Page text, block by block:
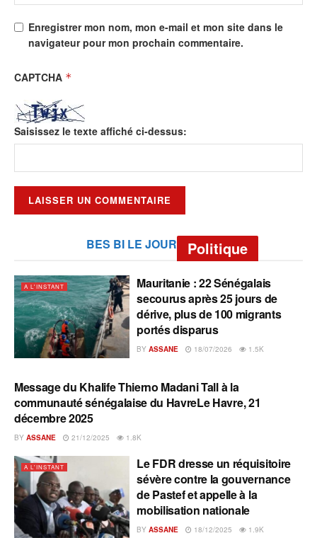
Enregistrer mon nom, mon e-mail et mon site dans le
navigateur pour mon prochain commentaire.
CAPTCHA *
Saisissez le texte affiché ci-dessus:
BES BI LE JOUR Politique
A L'INSTANT
Mauritanie : 22 Sénégalais
secourus après 25 jours de
dérive, plus de 100 migrants
portés disparus
BY ASSANE 18/07/2026 1.5K
A L'INSTANT
Message du Khalife Thierno Madani Tall à la
communauté sénégalaise du HavreLe Havre, 21
décembre 2025
BY ASSANE 21/12/2025 1.8K
A L'INSTANT
Le FDR dresse un réquisitoire
sévère contre la gouvernance
de Pastef et appelle à la
mobilisation nationale
BY ASSANE 18/12/2025 1.9K